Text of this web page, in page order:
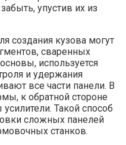
упустив их из
создания кузова могут
сваренных
используется
и удержания
все части панели. В
к обратной стороне
Такой способ
сложных панелей
станков.